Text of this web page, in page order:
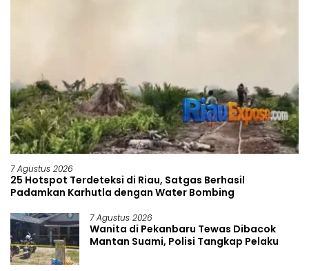
7 Agustus 2026
25 Hotspot Terdeteksi di Riau, Satgas Berhasil
Padamkan Karhutla dengan Water Bombing
7 Agustus 2026
Wanita di Pekanbaru Tewas Dibacok
Mantan Suami, Polisi Tangkap Pelaku